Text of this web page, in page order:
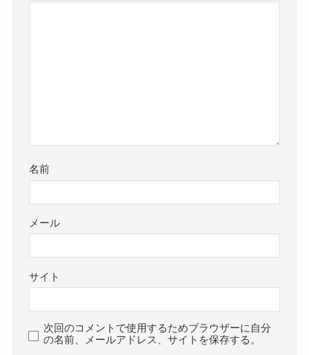
名前
メール
サイト
次回のコメントで使用するためブラウザーに自分
の名前、メールアドレス、サイトを保存する。